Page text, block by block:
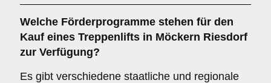
Welche Förderprogramme stehen für den
Kauf eines Treppenlifts in Möckern Riesdorf
zur Verfügung?
Es gibt verschiedene staatliche und regionale